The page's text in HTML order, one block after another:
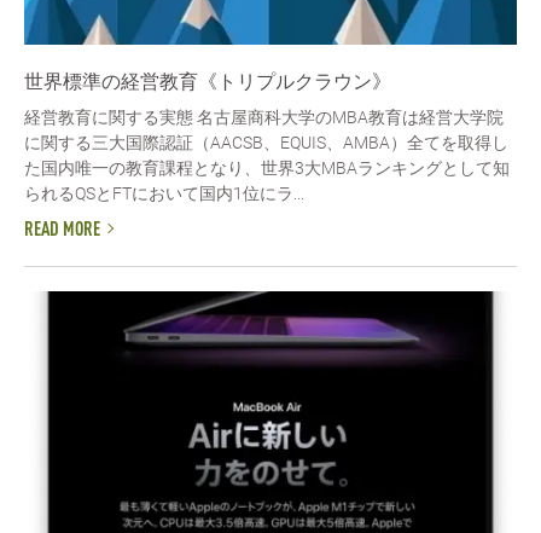
世界標準の経営教育《トリプルクラウン》
経営教育に関する実態 名古屋商科大学のMBA教育は経営大学院
に関する三大国際認証（AACSB、EQUIS、AMBA）全てを取得し
た国内唯一の教育課程となり、世界3大MBAランキングとして知
られるQSとFTにおいて国内1位にラ...
READ MORE